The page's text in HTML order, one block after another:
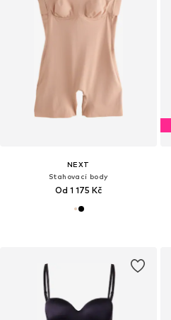
NEXT
Stahovací body
Od 1 175 Kč